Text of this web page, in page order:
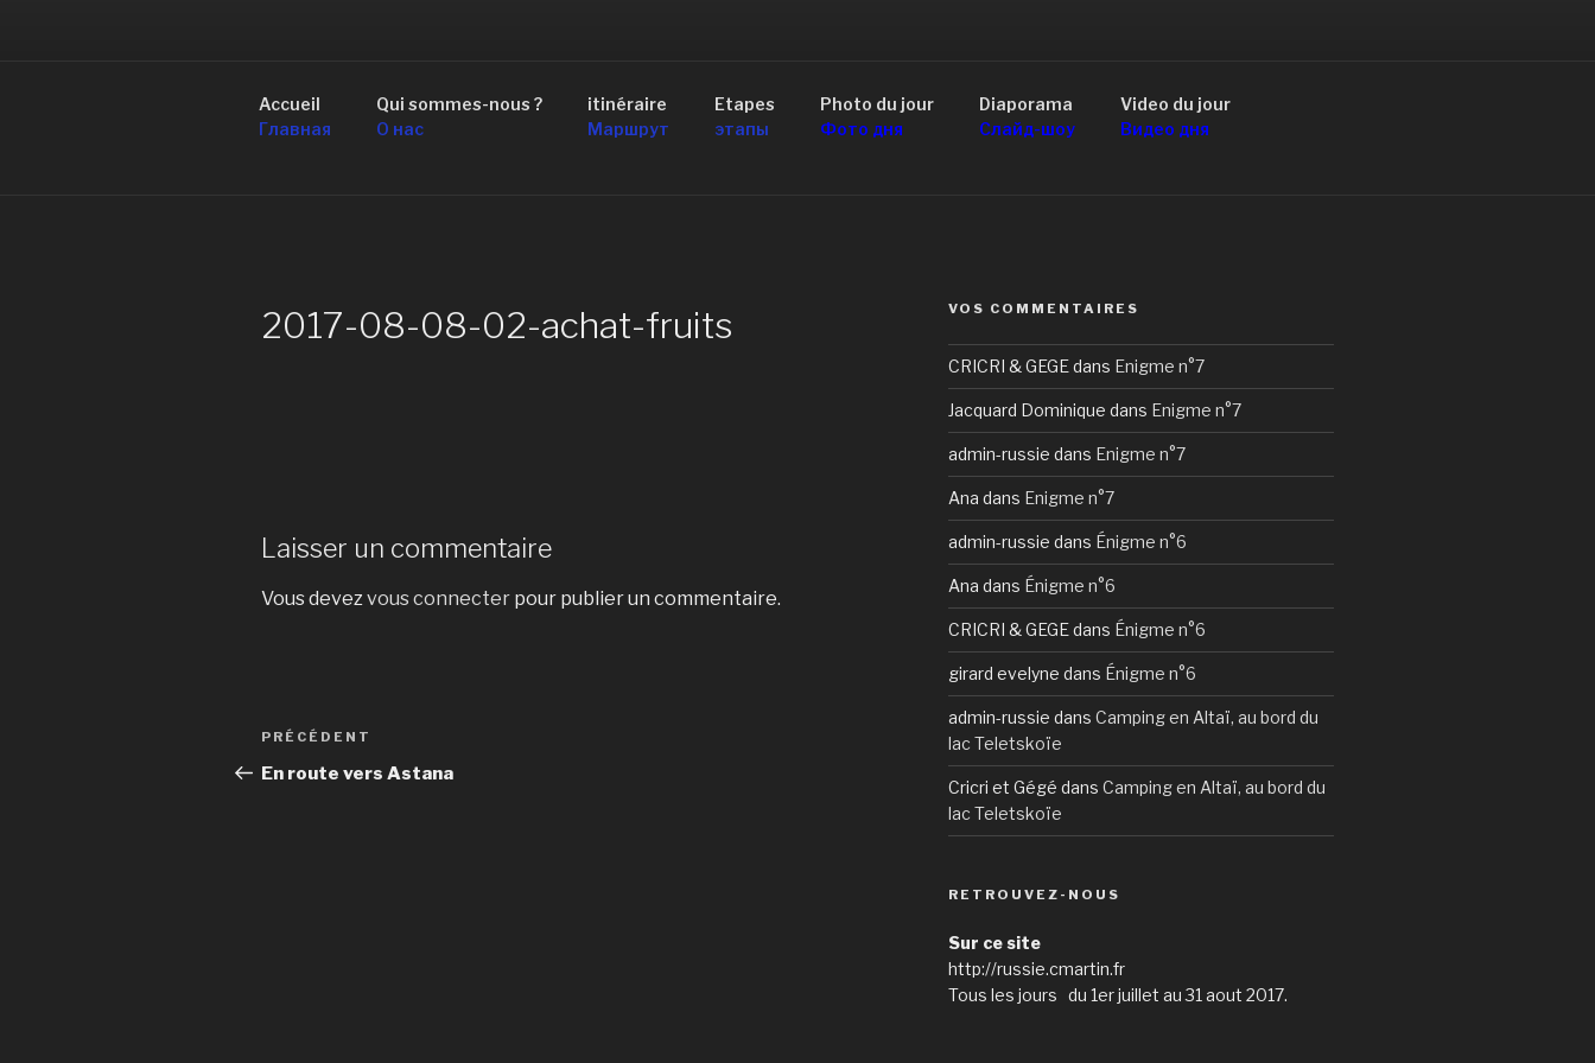
RAID 4×4 RUSSIE
de Moscou au Lac Baïkal
Accueil
Главная
Qui sommes-nous ?
О нас
itinéraire
Маршрут
Etapes
этапы
Photo du jour
Фото дня
Diaporama
Слайд-шоу
Video du jour
Видео дня
2017-08-08-02-achat-fruits
Laisser un commentaire
Vous devezvous connecter pour publier un commentaire.
Navigation
de
Article
précédent
PRÉCÉDENT
En route vers Astana
VOS COMMENTAIRES
CRICRI & GEGEdans Enigme n°7
Jacquard Dominique dans Enigme n°7
admin-russie dans Enigme n°7
Ana dans Enigme n°7
admin-russie dans Énigme n°6
Ana dans Énigme n°6
CRICRI & GEGEdans Énigme n°6
girard evelyne dans Énigme n°6
admin-russie dans Camping en Altaï, au bord du
lac Teletskoïe
Cricri et Gégé dans Camping en Altaï, au bord du
lac Teletskoïe
RETROUVEZ-NOUS
Sur ce site
http://russie.cmartin.fr
Tous les jours du 1er juillet au 31 aout 2017.